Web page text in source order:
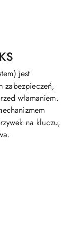
jest
zabezpieczeń,
włamaniem.
na kluczu,